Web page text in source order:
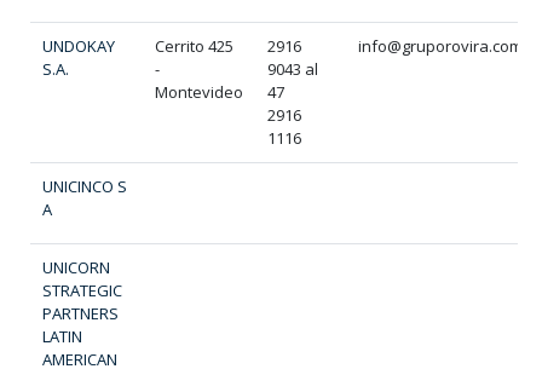
UNDOKAY
S.A.
Cerrito 425
-
Montevideo
2916
9043 al
47
2916
1116
info@gruporovira.com
UNICINCO S
A
UNICORN
STRATEGIC
PARTNERS
LATIN
AMERICAN